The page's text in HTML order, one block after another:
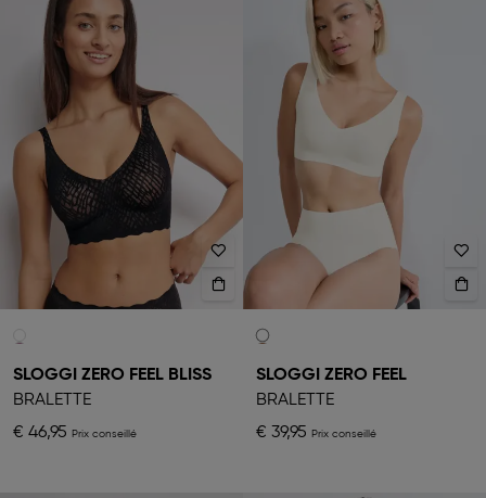
SLOGGI ZERO FEEL BLISS
BRALETTE
€ 46,95
SLOGGI ZERO FEEL
BRALETTE
€ 39,95